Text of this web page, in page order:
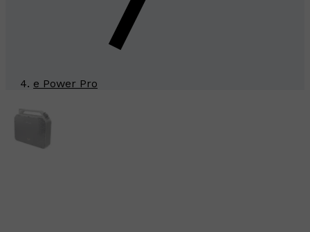
e Power Pro